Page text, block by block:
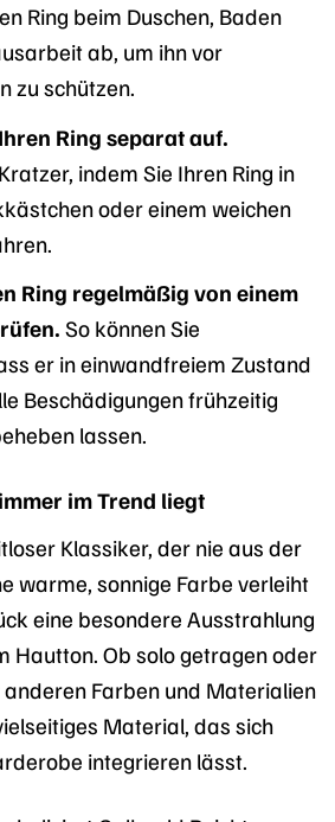
Ring beim Duschen, Baden
ab, um ihn vor
zu schützen.
Ring separat auf.
indem Sie Ihren Ring in
oder einem weichen
Ring regelmäßig von einem
So können Sie
er in einwandfreiem Zustand
Beschädigungen frühzeitig
lassen.
im Trend liegt
Klassiker, der nie aus der
warme, sonnige Farbe verleiht
eine besondere Ausstrahlung
Hautton. Ob solo getragen oder
Farben und Materialien
Material, das sich
integrieren lässt.